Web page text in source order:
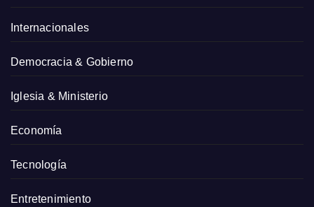
Internacionales
Democracia & Gobierno
Iglesia & Ministerio
Economía
Tecnología
Entretenimiento